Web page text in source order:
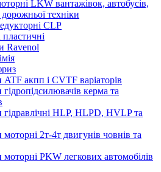
LKW вантажівок, автобусів,
дорожньої техніки
CLP
Ravenol
акпп і CVTF варіаторів
керма та
HLP, HLPD, HVLP та
2т-4т двигунів човнів та
PKW легкових автомобілів